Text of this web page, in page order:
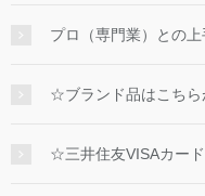
プロ（専門業）との
☆ブランド品はこち
☆三井住友VISAカー